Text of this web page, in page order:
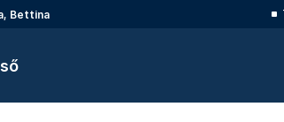
Bettina